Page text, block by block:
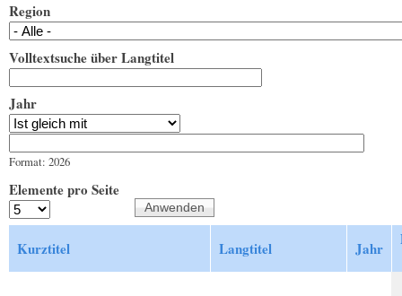
Region
Volltextsuche über Langtitel
Jahr
Format: 2026
Elemente pro Seite
Kurztitel Langtitel Jahr